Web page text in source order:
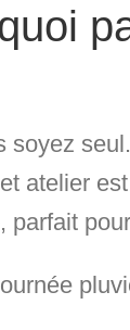
soyez
atelier
parfait